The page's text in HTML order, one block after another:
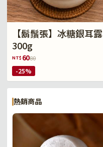
【鬍鬚張】冰糖銀耳露
300g
NT$ 6080
-25%
熱銷商品